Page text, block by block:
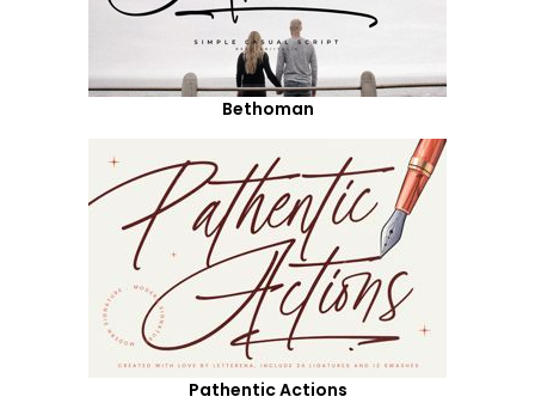
Bethoman
Pathentic Actions